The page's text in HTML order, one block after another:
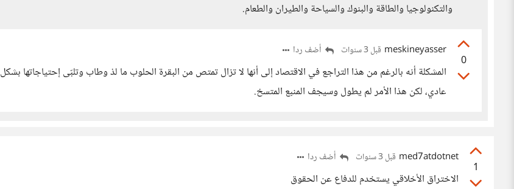
والتكنولوجيا والطاقة والبنوك والسياحة والطيران والطعام.
0
meskineyasser قبل 3 سنوات أضف ردا
المشكلة أنه بالرغم من هذا التراجع في الاقتصاد إلى أنها لا تزال تمتص من البقرة الحلوب ما لذ وطاب وتلبّى إحتياجاتها بشكل
عادي، لكن هذا الأمر لم يطول وسيجف المنبع المتسخ.
1
med7atdotnet قبل 3 سنوات أضف ردا
الاختراق الأخلاقي يستخدم للدفاع عن الحقوق